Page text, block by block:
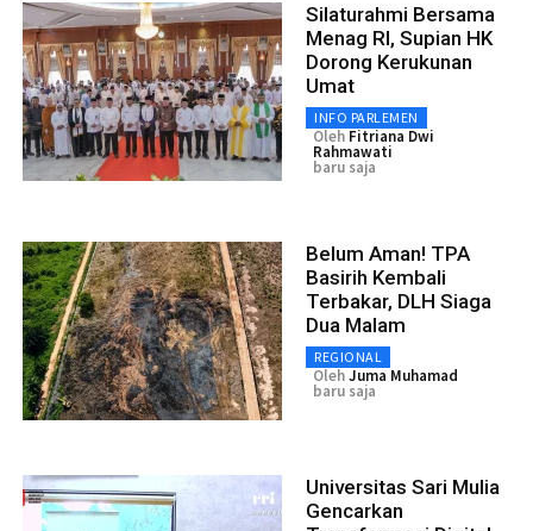
Silaturahmi Bersama
Menag RI, Supian HK
Dorong Kerukunan
Umat
INFO PARLEMEN
Oleh Fitriana Dwi
Rahmawati
baru saja
Belum Aman! TPA
Basirih Kembali
Terbakar, DLH Siaga
Dua Malam
REGIONAL
OlehJuma Muhamad
baru saja
Universitas Sari Mulia
Gencarkan